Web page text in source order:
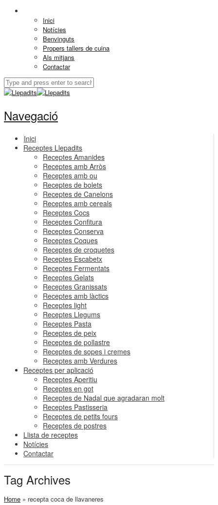
Inici
Notícies
Benvinguts
Propers tallers de cuina
Als mitjans
Contactar
Navegació
Inici
Receptes Llepadits
Receptes Amanides
Receptes amb Arròs
Receptes amb ou
Receptes de bolets
Receptes de Canelons
Receptes amb cereals
Receptes Cocs
Receptes Confitura
Receptes Conserva
Receptes Coques
Receptes de croquetes
Receptes Escabetx
Receptes Fermentats
Receptes Gelats
Receptes Granissats
Receptes amb làctics
Receptes light
Receptes Llegums
Receptes Pasta
Receptes de peix
Receptes de pollastre
Receptes de sopes i cremes
Receptes amb Verdures
Receptes per aplicació
Receptes Aperitiu
Receptes en got
Receptes de Nadal que agradaran molt
Receptes Pastisseria
Receptes de petits fours
Receptes de postres
Llista de receptes
Notícies
Contactar
Tag Archives
Home » recepta coca de llavaneres